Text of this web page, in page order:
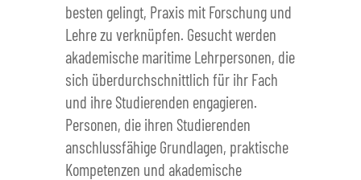
besten gelingt, Praxis mit Forschung und
Lehre zu verknüpfen. Gesucht werden
akademische maritime Lehrpersonen, die
sich überdurchschnittlich für ihr Fach
und ihre Studierenden engagieren.
Personen, die ihren Studierenden
anschlussfähige Grundlagen, praktische
Kompetenzen und akademische